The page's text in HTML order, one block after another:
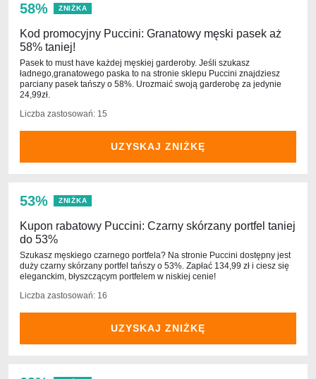
58% ZNIŻKA
Kod promocyjny Puccini: Granatowy męski pasek aż
58% taniej!
Pasek to must have każdej męskiej garderoby. Jeśli szukasz
ładnego,granatowego paska to na stronie sklepu Puccini znajdziesz
parciany pasek tańszy o 58%. Urozmaić swoją garderobę za jedynie
24,99zł.
Liczba zastosowań: 15
UZYSKAJ ZNIŻKĘ
53% ZNIŻKA
Kupon rabatowy Puccini: Czarny skórzany portfel taniej
do 53%
Szukasz męskiego czarnego portfela? Na stronie Puccini dostępny jest
duży czarny skórzany portfel tańszy o 53%. Zapłać 134,99 zł i ciesz się
eleganckim, błyszczącym portfelem w niskiej cenie!
Liczba zastosowań: 16
UZYSKAJ ZNIŻKĘ